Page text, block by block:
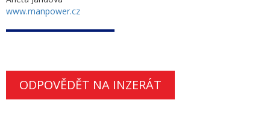
www.manpower.cz
ODPOVĚDĚT NA INZERÁT